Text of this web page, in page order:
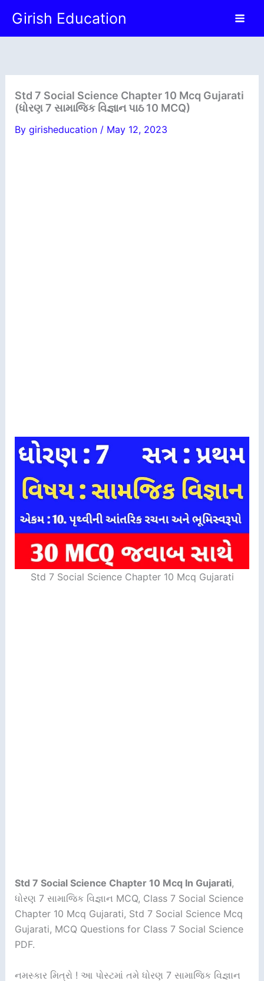
content
Girish Education
Std 7 Social Science Chapter 10 Mcq Gujarati
(ધોરણ 7 સામાજિક વિજ્ઞાન પાઠ 10 MCQ)
By girisheducation / May 12, 2023
Std 7 Social Science Chapter 10 Mcq Gujarati
Std 7 Social Science Chapter 10 Mcq In Gujarati,
ધોરણ 7 સામાજિક વિજ્ઞાન MCQ, Class 7 Social Science
Chapter 10 Mcq Gujarati, Std 7 Social Science Mcq
Gujarati, MCQ Questions for Class 7 Social Science
PDF.
નમસ્કાર મિત્રો ! આ પોસ્ટમાં તમે ધોરણ 7 સામાજિક વિજ્ઞાન